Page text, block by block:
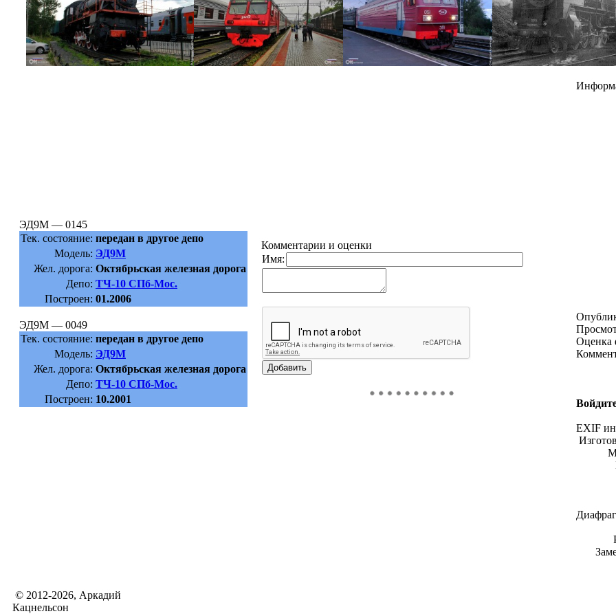
ЭД9М — 0145
Тек. состояние: передан в другое депо
Модель: ЭД9М
Жел. дорога: Октябрьская железная дорога
Депо: ТЧ-10 СПб-Мос.
Построен: 01.2006
ЭД9М — 0049
Тек. состояние: передан в другое депо
Модель: ЭД9М
Жел. дорога: Октябрьская железная дорога
Депо: ТЧ-10 СПб-Мос.
Построен: 10.2001
Комментарии и оценки
Имя:
Оценка
EXIF
© 2012-2026, Аркадий
Кацнельсон